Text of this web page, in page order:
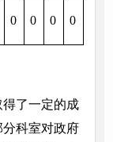
0 0 0 0
得了一定的成
科室对政府